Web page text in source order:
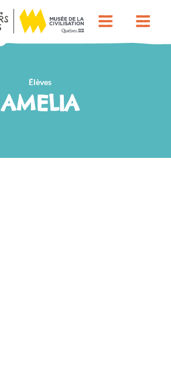
Élèves
AMELIA